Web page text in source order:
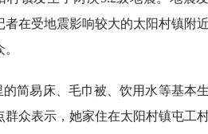
在受地震影响较大的太阳村镇附
简易床、毛巾被、饮用水等基本
众表示，她家住在太阳村镇屯工村